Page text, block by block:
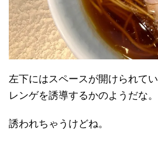
左下にはスペースが開けられてい
レンゲを誘導するかのようだな。
誘われちゃうけどね。